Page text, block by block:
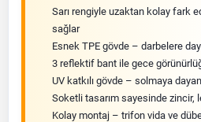
Sarı rengiyle uzaktan kolay fark
sağlar
Esnek TPE gövde – darbelere
3 reflektif bant ile gece
UV katkılı gövde – solmaya
Soketli tasarım sayesinde zincir,
Kolay montaj – trifon vida ve